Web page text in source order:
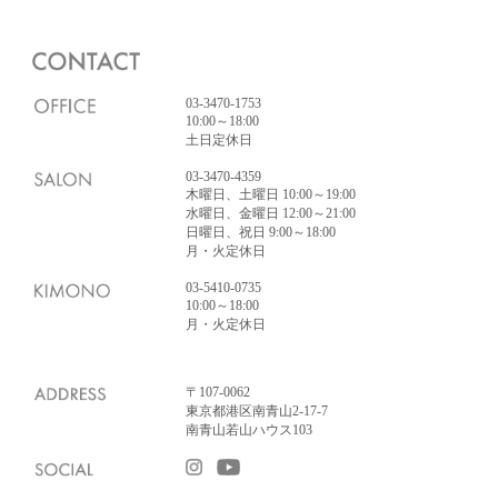
03-3470-1753
10:00～18:00
土日定休日
03-3470-4359
木曜日、土曜日 10:00～19:00
水曜日、金曜日 12:00～21:00
日曜日、祝日 9:00～18:00
月・火定休日
03-5410-0735
10:00～18:00
月・火定休日
〒107-0062
東京都港区南青山2-17-7
南青山若山ハウス103